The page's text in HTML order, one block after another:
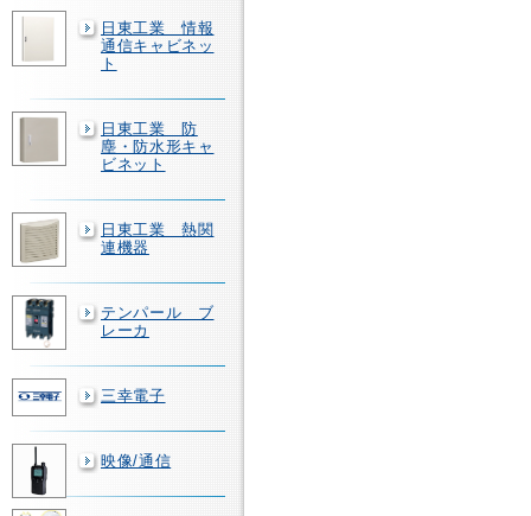
日東工業 情報
通信キャビネッ
ト
日東工業 防
塵・防水形キャ
ビネット
日東工業 熱関
連機器
テンパール ブ
レーカ
三幸電子
映像/通信